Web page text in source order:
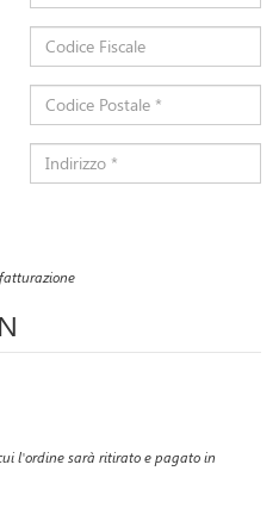
Codice Fiscale
Codice Postale *
Indirizzo *
l'ordine sarà ritirato e pagato in